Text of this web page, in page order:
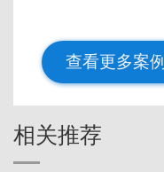
查看更多案例
相关推荐